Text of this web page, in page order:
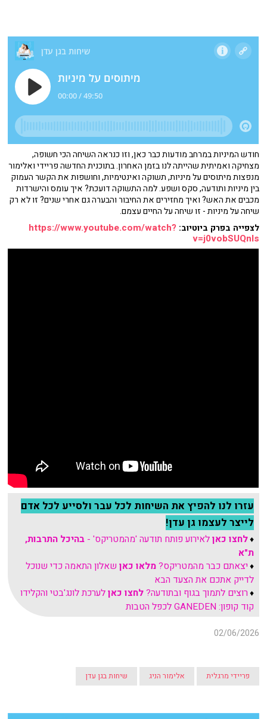
חודש המיניות במרחב מודעות כבר כאן, וזו כנראה השיחה הכי חשופה,
מצחיקה ואמיתית שהייתה לנו בזמן האחרון. בתוכנית החדשה פריידי ואלימור
מנפצות מיתוסים על מיניות, תשוקה ואינטימיות, וחושפות את הקשר העמוק
בין מיניות ותודעה, סקס ושפע. למה התשוקה דועכת? איך עומס והישרדות
מכבים את האש? ואיך מחזירים את החיבור והבערה גם אחרי שנים? זו לא רק
שיחה על מיניות - זו שיחה על החיים עצמם.
לצפייה בפרק ביוטיוב: https://www.youtube.com/watch?
v=j0vobSUQnls
עזרו לנו להפיץ את השיחות לכל עבר ולסייע לכל אדם
לייצר לעצמו גן עדן!
♦לחצו כאןלאירוע פותח תודעה 'מהמטריקס' - בהיכל התרבות,
ת"א
♦יצאתם כבר מהמטריקס?מלאו כאן שאלון התאמה כדי שנוכל
לדייק אתכם את הצעד הבא
♦רוצים לתמוך בגוף ובתודעה?לחצו כאןלערכת לונג'בטי והקלידו
קוד קופון: GANEDEN לכפל הטבות
02/06/2026
פריידי מרגלית אלימור הניג שיחות בגן עדן